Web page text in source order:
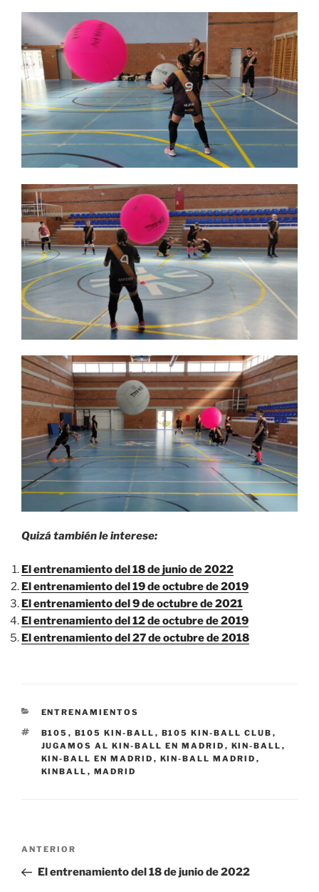
Quizá también le interese:
El entrenamiento del 18 de junio de 2022
El entrenamiento del 19 de octubre de 2019
El entrenamiento del 9 de octubre de 2021
El entrenamiento del 12 de octubre de 2019
El entrenamiento del 27 de octubre de 2018
CATEGORÍAS
ENTRENAMIENTOS
ETIQUETAS
B105 , B105 KIN-BALL , B105 KIN-BALL CLUB ,
JUGAMOS AL KIN-BALL EN MADRID , KIN-BALL ,
KIN-BALL EN MADRID , KIN-BALL MADRID ,
KINBALL , MADRID
Navegación
entradas
Entrada
anterior:
ANTERIOR
El entrenamiento del 18 de junio de 2022